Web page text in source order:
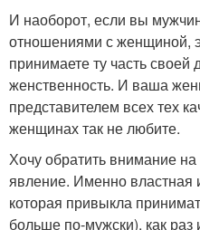
И наоборот, если вы
отношениями с женщиной,
принимаете ту часть своей
женственность. И ваша
представителем всех тех
женщинах так не любите.
Хочу обратить внимание
явление. Именно властная
которая привыкла
больше по-мужски), как